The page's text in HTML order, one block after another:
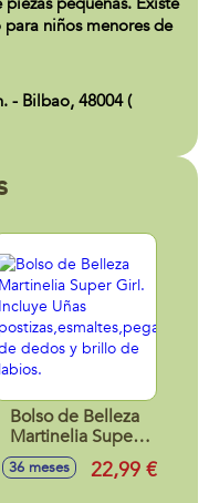
niños menores de
- Bilbao, 48004 (
Bolso de Belleza
Martinelia Super
Girl. Incluye Uñas
36 meses 22,99 €